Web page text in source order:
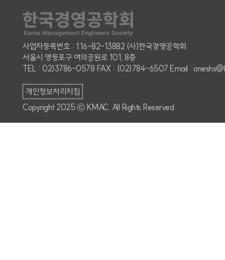
사업자등록번호 : 116-82-13882 (사)한국경영공학회
서울시 영등포구 여의공원로 101, 8층
TEL : 02)3786-0578 FAX : (02)784-6507 Email :
개인정보처리지침
Copyright 2025 ⓒ KMAC. All Rights Reserved